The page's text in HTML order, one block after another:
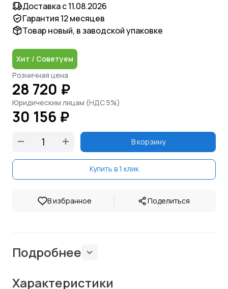
Доставка с 11.08.2026
Гарантия 12 месяцев
Товар новый, в заводской упаковке
Хит / Советуем
Розничная цена
28 720 ₽
Юридическим лицам (НДС 5%)
30 156 ₽
В корзину
Купить в 1 клик
В избранное | Поделиться
Подробнее
Характеристики